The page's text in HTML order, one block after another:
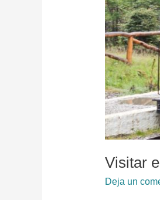
Visitar
Deja un
del
Mundo:
Historia
y
Consejos